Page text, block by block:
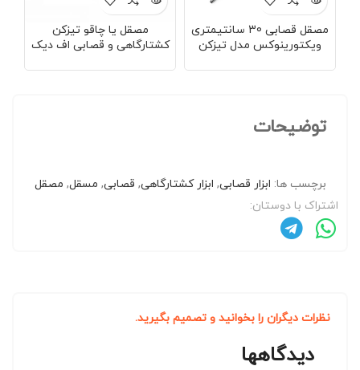
مصقل قصابی 30 سانتیمتری
ویکتورینوکس مدل تیزکن
مصقل یا چاقو تیزکن
کشتارگاهی و قصابی اف دیک
توضیحات
برچسب ها: ابزار قصابی, ابزار کشتارگاهی, قصابی, مسقل, مصقل
اشتراک با دوستان:
نظرات دیگران را بخوانید و تصمیم بگیرید.
دیدگاهها